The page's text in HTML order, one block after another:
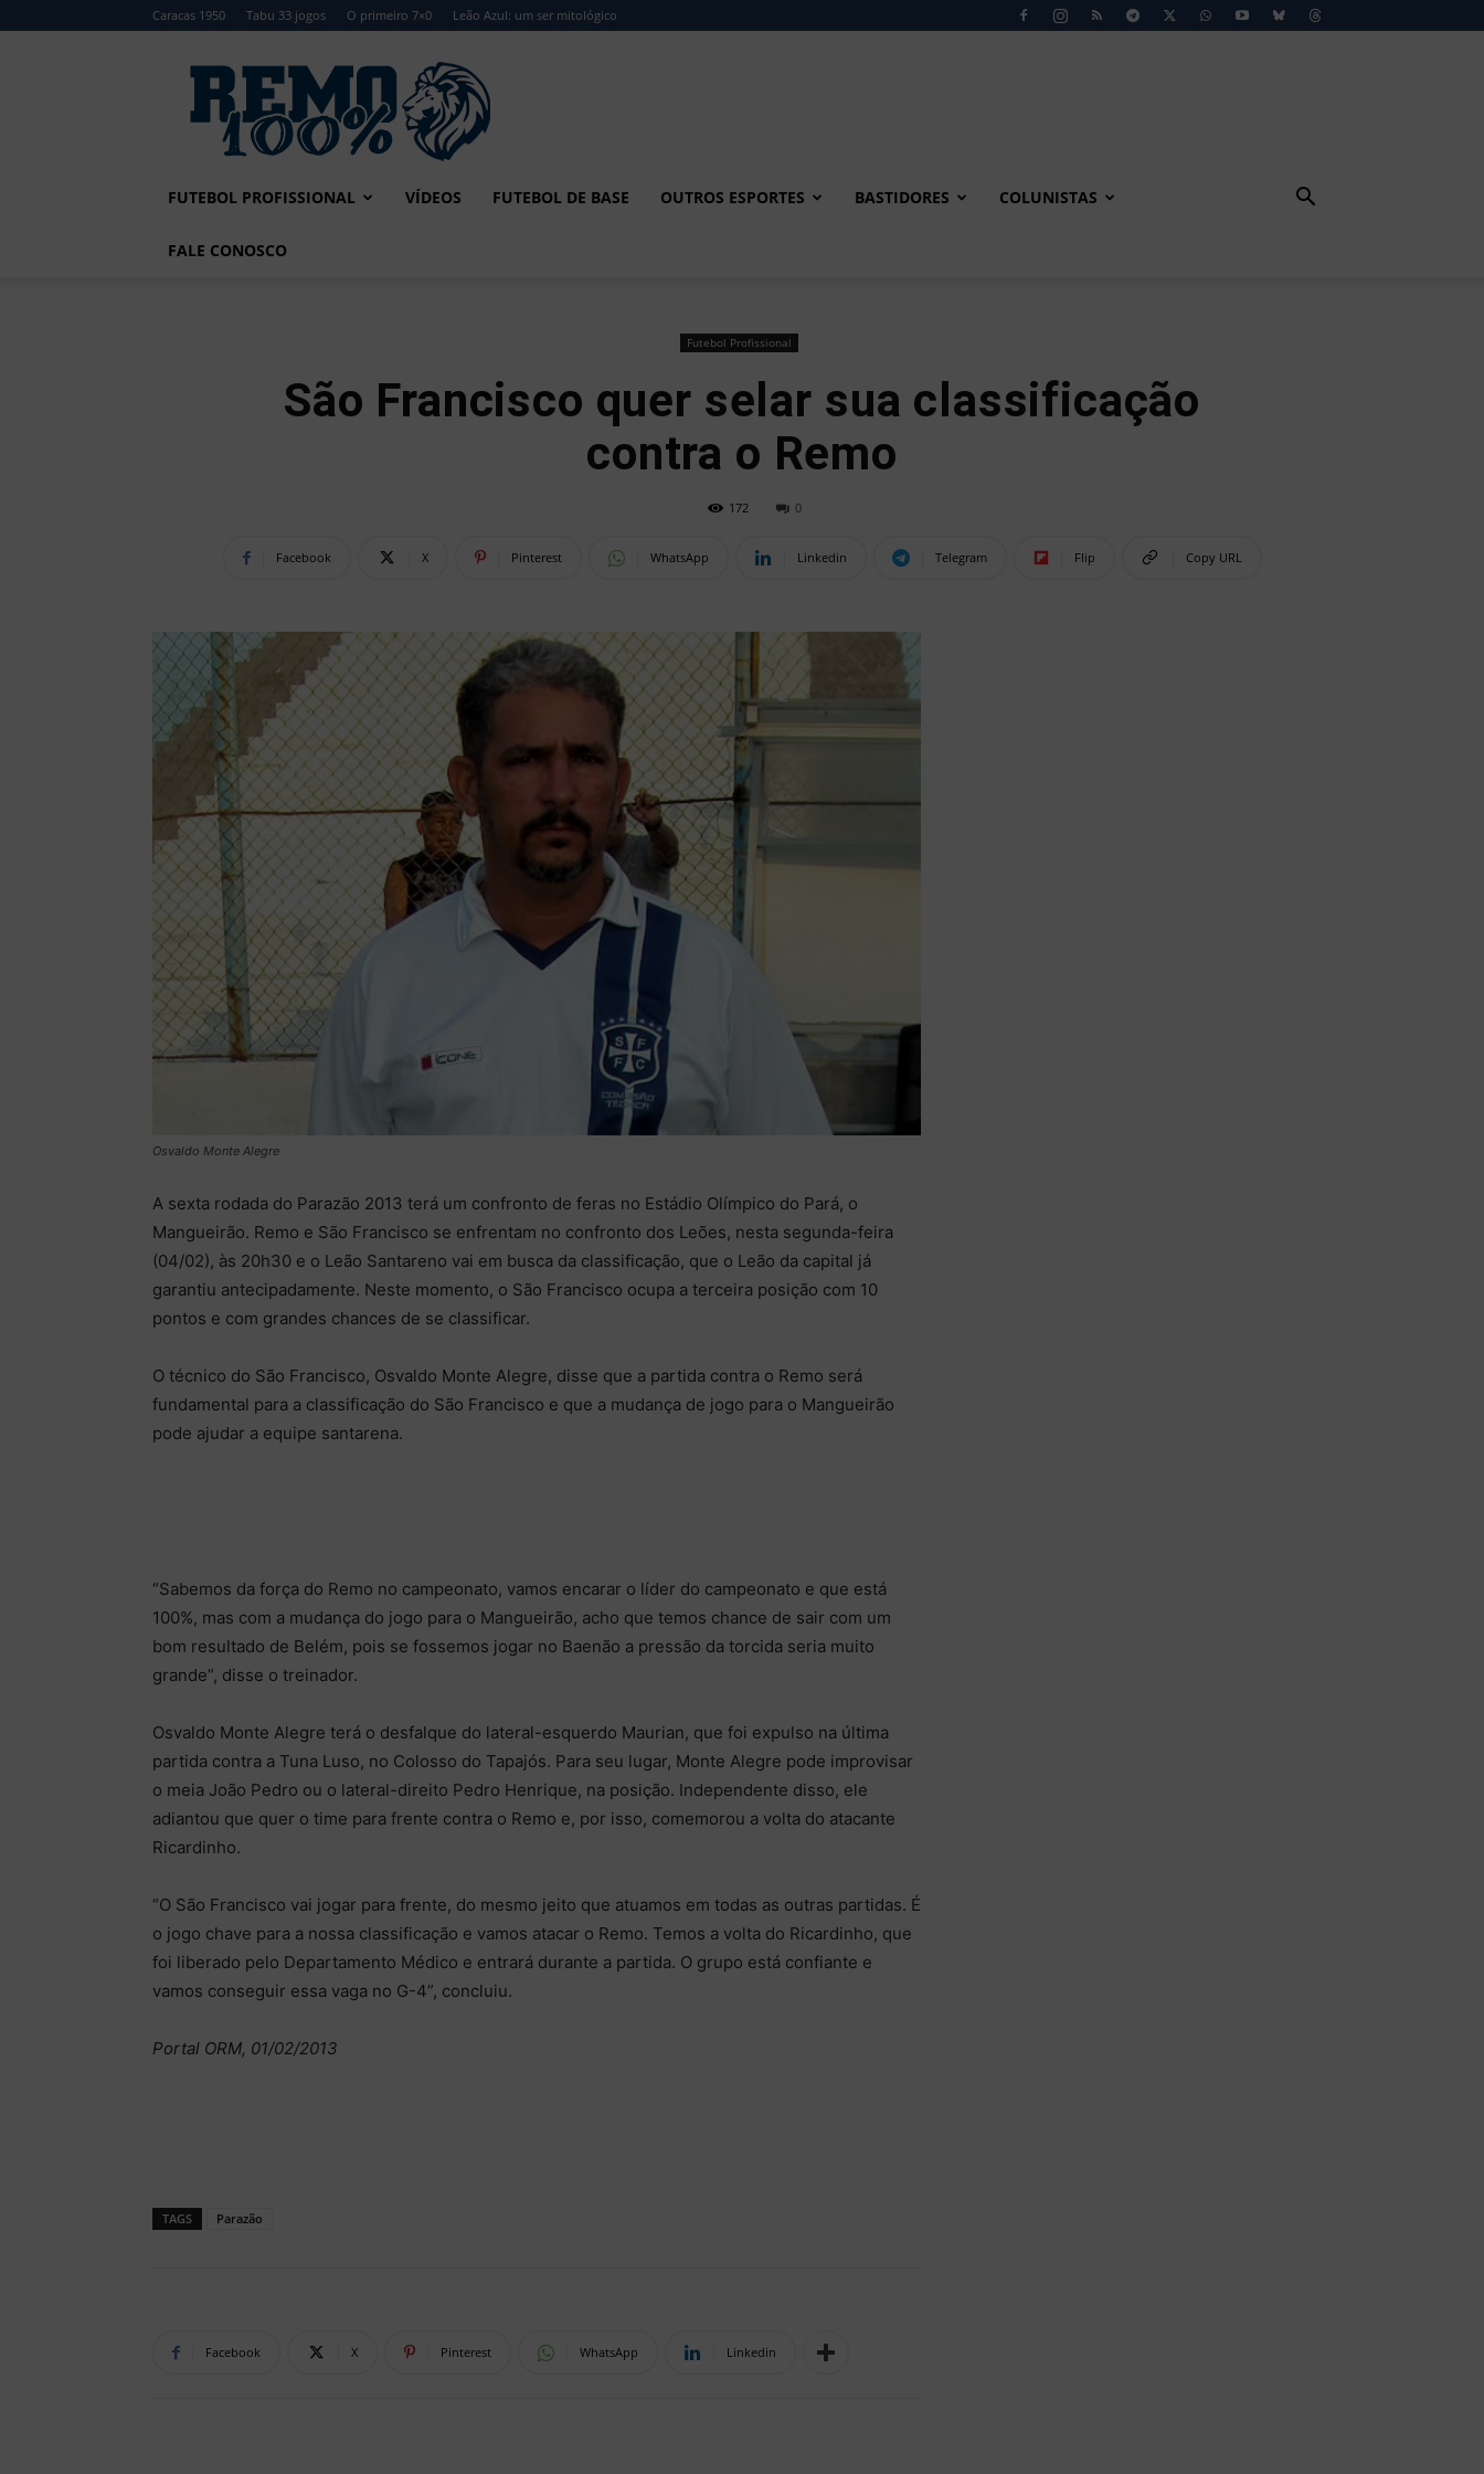
Caracas 1950 Tabu 33 jogos O primeiro 7×0 Leão Azul: um ser mitológico
Remo
FUTEBOL PROFISSIONAL VÍDEOS FUTEBOL DE BASE OUTROS ESPORTES BASTIDORES COLUNISTAS
FALE CONOSCO
Futebol Profissional
São Francisco quer selar sua classificação
contra o Remo
172 0
Facebook X Pinterest WhatsApp Linkedin Telegram Flip Copy URL
Osvaldo Monte Alegre
A sexta rodada do Parazão 2013 terá um confronto de feras no Estádio Olímpico do Pará, o
Mangueirão. Remo e São Francisco se enfrentam no confronto dos Leões, nesta segunda-feira
(04/02), às 20h30 e o Leão Santareno vai em busca da classificação, que o Leão da capital já
garantiu antecipadamente. Neste momento, o São Francisco ocupa a terceira posição com 10
pontos e com grandes chances de se classificar.
O técnico do São Francisco, Osvaldo Monte Alegre, disse que a partida contra o Remo será
fundamental para a classificação do São Francisco e que a mudança de jogo para o Mangueirão
pode ajudar a equipe santarena.
“Sabemos da força do Remo no campeonato, vamos encarar o líder do campeonato e que está
100%, mas com a mudança do jogo para o Mangueirão, acho que temos chance de sair com um
bom resultado de Belém, pois se fossemos jogar no Baenão a pressão da torcida seria muito
grande”, disse o treinador.
Osvaldo Monte Alegre terá o desfalque do lateral-esquerdo Maurian, que foi expulso na última
partida contra a Tuna Luso, no Colosso do Tapajós. Para seu lugar, Monte Alegre pode improvisar
o meia João Pedro ou o lateral-direito Pedro Henrique, na posição. Independente disso, ele
adiantou que quer o time para frente contra o Remo e, por isso, comemorou a volta do atacante
Ricardinho.
“O São Francisco vai jogar para frente, do mesmo jeito que atuamos em todas as outras partidas. É
o jogo chave para a nossa classificação e vamos atacar o Remo. Temos a volta do Ricardinho, que
foi liberado pelo Departamento Médico e entrará durante a partida. O grupo está confiante e
vamos conseguir essa vaga no G-4”, concluiu.
Portal ORM, 01/02/2013
TAGS Parazão
Facebook X Pinterest WhatsApp Linkedin